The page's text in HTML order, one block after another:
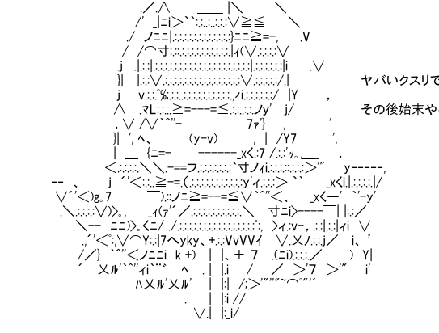
.／.∧ ＿＿ |＼ ＼
/' _|ﾆi＞`｀:.:..:..:.:.:∨≧≦ ＼
./ ノﾆﾆ|.:.:.:.:.:.:.:.:.:.:.:.:}ﾆﾆ≧=-, .V
/ /⌒寸:.::.:.:.:.:.:.:.:.:.:.:.|ｨ(∨.:.:.:.:∨
.j ..|.:.:|.:.:.:.:.:.:.:.:.:.:.:.:.:.:.:.:.:.:.:.:|.:.:.:.:.:.:|i .∨
}| |.:.:∨.:.:.:.:.:.:.:.:.:.:.:.:.:.:.:.:∨.:.:.:.:.:/.| ヤバいクスリで洗脳
j v.:.:.ﾟ%;.:.:..:.:.:.:.:.:.:.:.:.:.,ｨi.:.:.:.:.:.:/ |Y ，
∧ .ﾏL:.:...≧=---=≦.:.:..:.:.ノｙ' j/ その後始末やらで書
，∨ /∨｀^''- ――― 7ｧ'} , '
}| ', ﾍ、 (y-v) , | /Y7 ',
| ＿ {ﾆ=- ------_xく.:7 /.:.:'ｯ｡,＿_ ，
＜.:.:.:.:.＼＼.-==フ.:.:.:.:.:.:.:`寸ノｨi.:.:.:.::.:.:.:＞'" y‐‐‐‐‐,
‐‐ 、 j ´'＜:.:..≧-=.（.:.:.:.:.:.:.:.:.:.:.:y'ィ.:.:.:＞ `｀ _xくi.|.:.:.:.:.|/
∨´'＜)g｡7 ￣).::ノﾆ≧=--=≦∨｀^''＜、 _xく―' ｀'-y'
.＼.:.:.:.:∨)>｡, _ｨ(ｧ'´／.:.:.:.:.:.:.:.:.:.:.＼ 寸ﾆi>----￣| |:.:／
.＼-- ﾆﾆ)>｡くﾆ/ ./.:.:.:.:.:.:.:.:.:.:.:.:.:.:.:.:ﾟ:, >ィ.:v-，.:.:|.:.:|ィi ∨
.,´'＜ﾟ:,∨⌒Y:.:|7へyky、+.:.:VvVVｲ ∨.乂ﾉ.:.:.j／ i、 ’
/／} ｀^''＜ノﾆﾆi k +) | |、＋ ７ .(ﾆi).:.:.:.／ ) Y|
´ 乂ﾙ'｀^''ィi｀¨゛ ﾍ . | |.i / ／ ＞'７ ＞'" i'
Ⅵﾊ乂ﾙ'乂ﾙ' | |:| /;＞'"''"~⌒ﾟ"'´
.Ⅵ | |:i //
∨.| |:_i/